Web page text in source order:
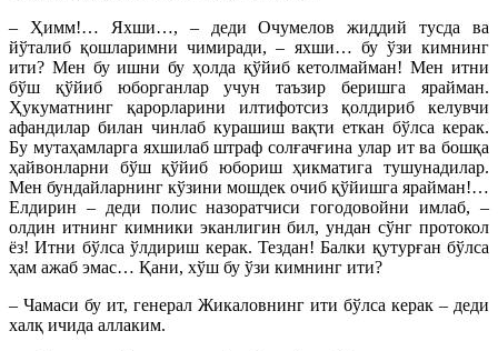
– Ҳимм!… Яхши…, – деди Очумелов жиддий тусда ва
йўталиб қошларимни чимиради, – яхши… бу ўзи кимнинг
ити? Мен бу ишни бу ҳолда қўйиб кетолмайман! Мен итни
бўш қўйиб юборганлар учун таъзир беришга ярайман.
Ҳукуматнинг қарорларини илтифотсиз қолдириб келувчи
афандилар билан чинлаб курашиш вақти еткан бўлса керак.
Бу мутаҳамларга яхшилаб штраф солғачғина улар ит ва бош­қа
ҳайвонларни бўш қўйиб юбориш ҳикматига тушунадилар.
Мен бундайларнинг кўзини мошдек очиб қўйишга ярайман!…
Елдирин – деди полис назоратчиси гогодовойни имлаб, –
олдин итнинг кимники эканлигин бил, ундан сўнг протокол
ёз! Итни бўлса ўлдириш керак. Тездан! Балки қутурған бўлса
ҳам ажаб эмас… Қани, хўш бу ўзи кимнинг ити?
– Чамаси бу ит, генерал Жикаловнинг ити бўлса керак – деди
халқ ичида аллаким.